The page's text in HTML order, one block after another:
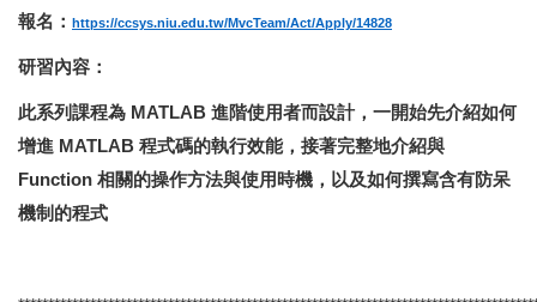
報名： https://ccsys.niu.edu.tw/MvcTeam/Act/Apply/14828
研習內容：
此系列課程為 MATLAB 進階使用者而設計，一開始先介紹如何
增進 MATLAB 程式碼的執行效能，接著完整地介紹與
Function 相關的操作方法與使用時機，以及如何撰寫含有防呆
機制的程式